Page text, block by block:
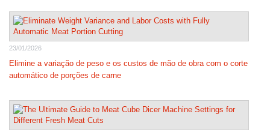
23/01/2026
Elimine a variação de peso e os custos de mão de obra com o corte
automático de porções de carne